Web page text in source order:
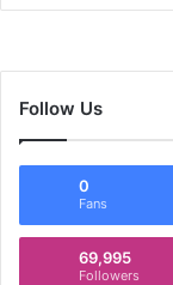
Follow Us
0
Fans
69,995
Followers